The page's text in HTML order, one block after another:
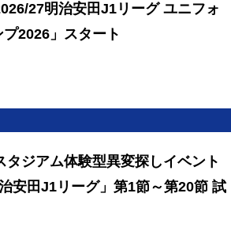
27明治安田J1リーグ ユニフォ
2026」スタート
ジアム体験型異変探しイベント
安田J1リーグ」第1節～第20節 試